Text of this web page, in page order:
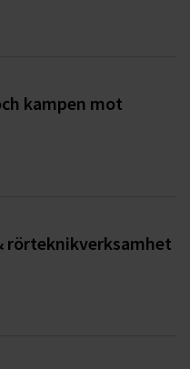
kampen mot
rörteknikverksamhet